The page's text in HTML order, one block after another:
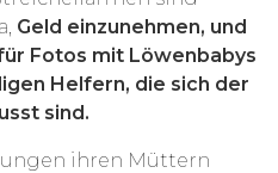
Geld einzunehmen, und
Fotos mit Löwenbabys
Helfern, die sich der
sind.
ihren Müttern